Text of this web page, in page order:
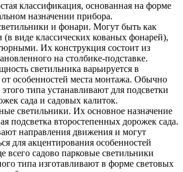
классификация, основанная на форме
назначении прибора.
и фонари. Могут быть как
(в виде классических кованых фонарей),
Их конструкция состоит из
на столбике-подставке.
светильника варьируется в
от особенностей места монтажа. Обычно
типа устанавливают для подсветки
сада и садовых калиток.
светильники. Их основное назначение
подсветка второстепенных дорожек сада.
направления движения и могут
для акцентирования особенностей
всего садово парковые светильники
типа изготавливают в форме световых